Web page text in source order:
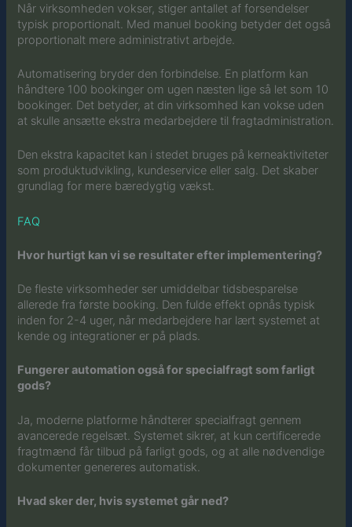
Når virksomheden vokser, stiger antallet af forsendelser
typisk proportionalt. Med manuel booking betyder det også
proportionalt mere administrativt arbejde.
Automatisering bryder den forbindelse. En platform kan
håndtere 100 bookinger om ugen næsten lige så let som 10
bookinger. Det betyder, at din virksomhed kan vokse uden
at skulle ansætte ekstra medarbejdere til fragtadministration.
Den ekstra kapacitet kan i stedet bruges på kerneaktiviteter
som produktudvikling, kundeservice eller salg. Det skaber
grundlag for mere bæredygtig vækst.
FAQ
Hvor hurtigt kan vi se resultater efter implementering?
De fleste virksomheder ser umiddelbar tidsbesparelse
allerede fra første booking. Den fulde effekt opnås typisk
inden for 2-4 uger, når medarbejdere har lært systemet at
kende og integrationer er på plads.
Fungerer automation også for specialfragt som farligt
gods?
Ja, moderne platforme håndterer specialfragt gennem
avancerede regelsæt. Systemet sikrer, at kun certificerede
fragtmænd får tilbud på farligt gods, og at alle nødvendige
dokumenter genereres automatisk.
Hvad sker der, hvis systemet går ned?